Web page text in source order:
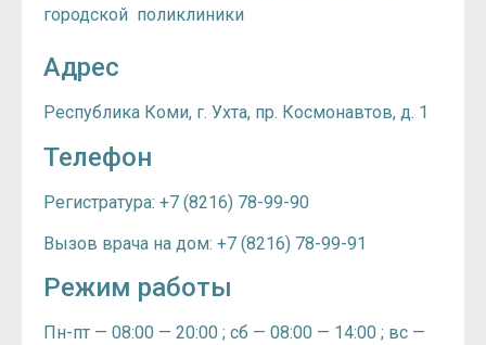
городской поликлиники
Адрес
Республика Коми, г. Ухта, пр. Космонавтов, д. 1
Телефон
Регистратура: +7 (8216) 78-99-90
Вызов врача на дом: +7 (8216) 78-99-91
Режим работы
Пн-пт — 08:00 — 20:00 ; сб — 08:00 — 14:00 ; вс —